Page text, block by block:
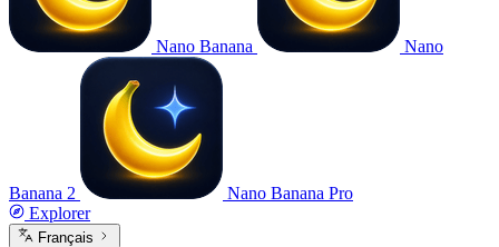
Nano Banana Nano
Banana 2
Nano Banana Pro
Explorer
Français